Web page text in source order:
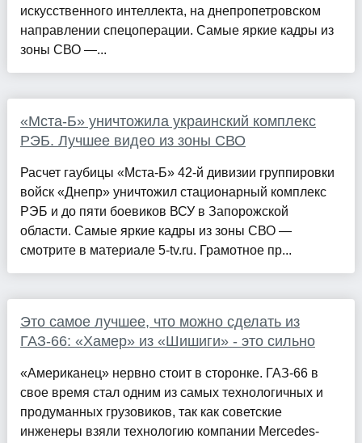
искусственного интеллекта, на днепропетровском
направлении спецоперации. Самые яркие кадры из
зоны СВО —...
«Мста-Б» уничтожила украинский комплекс
РЭБ. Лучшее видео из зоны СВО
Расчет гаубицы «Мста-Б» 42-й дивизии группировки
войск «Днепр» уничтожил стационарный комплекс
РЭБ и до пяти боевиков ВСУ в Запорожской
области. Самые яркие кадры из зоны СВО —
смотрите в материале 5-tv.ru. Грамотное пр...
Это самое лучшее, что можно сделать из
ГАЗ-66: «Хамер» из «Шишиги» - это сильно
«Американец» нервно стоит в сторонке. ГАЗ-66 в
свое время стал одним из самых технологичных и
продуманных грузовиков, так как советские
инженеры взяли технологию компании Mercedes-